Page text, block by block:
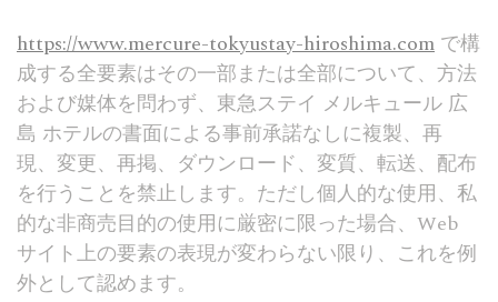
Cookie
Consent
consent on Cookies
and consent
Identifier.
ッ
ョ
fb_cookie_law_consent
D-edge
Cookie
Consent
Remember user's
consent on Cookies
and consent
Identifier.
ン
統計
https://www.mercure-tokyustay-hiroshima.com で構
成する全要素はその一部または全部について、方法
および媒体を問わず、東急ステイ メルキュール 広
島 ホテルの書面による事前承諾なしに複製、再
現、変更、再掲、ダウンロード、変質、転送、配布
を行うことを禁止します。ただし個人的な使用、私
的な非商売目的の使用に厳密に限った場合、Web
サイト上の要素の表現が変わらない限り、これを例
外として認めます。